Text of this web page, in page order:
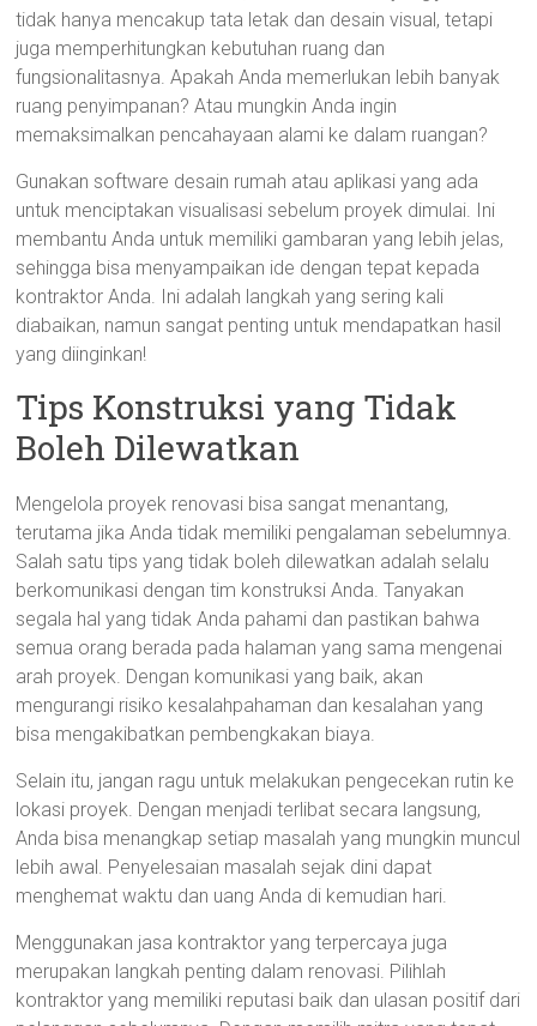
tidak hanya mencakup tata letak dan desain visual, tetapi
juga memperhitungkan kebutuhan ruang dan
fungsionalitasnya. Apakah Anda memerlukan lebih banyak
ruang penyimpanan? Atau mungkin Anda ingin
memaksimalkan pencahayaan alami ke dalam ruangan?
Gunakan software desain rumah atau aplikasi yang ada
untuk menciptakan visualisasi sebelum proyek dimulai. Ini
membantu Anda untuk memiliki gambaran yang lebih jelas,
sehingga bisa menyampaikan ide dengan tepat kepada
kontraktor Anda. Ini adalah langkah yang sering kali
diabaikan, namun sangat penting untuk mendapatkan hasil
yang diinginkan!
Tips Konstruksi yang Tidak
Boleh Dilewatkan
Mengelola proyek renovasi bisa sangat menantang,
terutama jika Anda tidak memiliki pengalaman sebelumnya.
Salah satu tips yang tidak boleh dilewatkan adalah selalu
berkomunikasi dengan tim konstruksi Anda. Tanyakan
segala hal yang tidak Anda pahami dan pastikan bahwa
semua orang berada pada halaman yang sama mengenai
arah proyek. Dengan komunikasi yang baik, akan
mengurangi risiko kesalahpahaman dan kesalahan yang
bisa mengakibatkan pembengkakan biaya.
Selain itu, jangan ragu untuk melakukan pengecekan rutin ke
lokasi proyek. Dengan menjadi terlibat secara langsung,
Anda bisa menangkap setiap masalah yang mungkin muncul
lebih awal. Penyelesaian masalah sejak dini dapat
menghemat waktu dan uang Anda di kemudian hari.
Menggunakan jasa kontraktor yang terpercaya juga
merupakan langkah penting dalam renovasi. Pilihlah
kontraktor yang memiliki reputasi baik dan ulasan positif dari